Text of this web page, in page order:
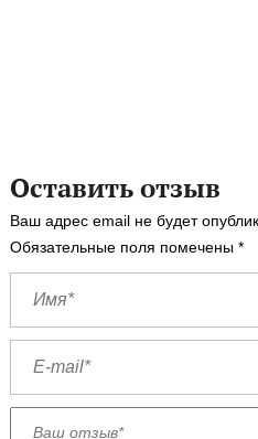
Оставить отзыв
Ваш адрес email не будет
Обязательные поля помечены *